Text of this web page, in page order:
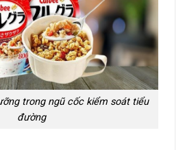
trong ngũ cốc kiểm soát tiểu
đường